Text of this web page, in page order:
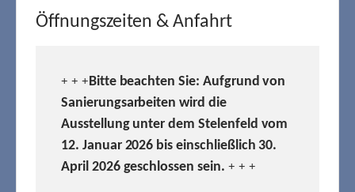
Öffnungszeiten & Anfahrt
+ + +Bitte beachten Sie: Aufgrund von
Sanierungsarbeiten wird die
Ausstellung unter dem Stelenfeld vom
12. Januar 2026 bis einschließlich 30.
April 2026 geschlossen sein. + + +